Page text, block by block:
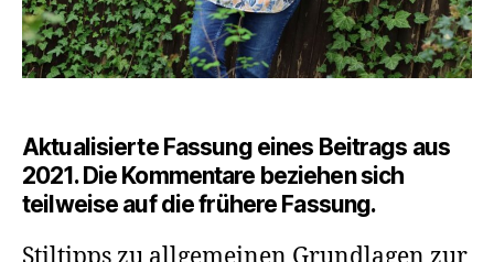
Aktualisierte Fassung eines Beitrags aus
2021. Die Kommentare beziehen sich
teilweise auf die frühere Fassung.